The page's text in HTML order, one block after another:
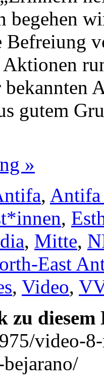
begehen
bekannten
gutem
»
, Antifa
,
, Mitte,
East
, Video,
zu
video-